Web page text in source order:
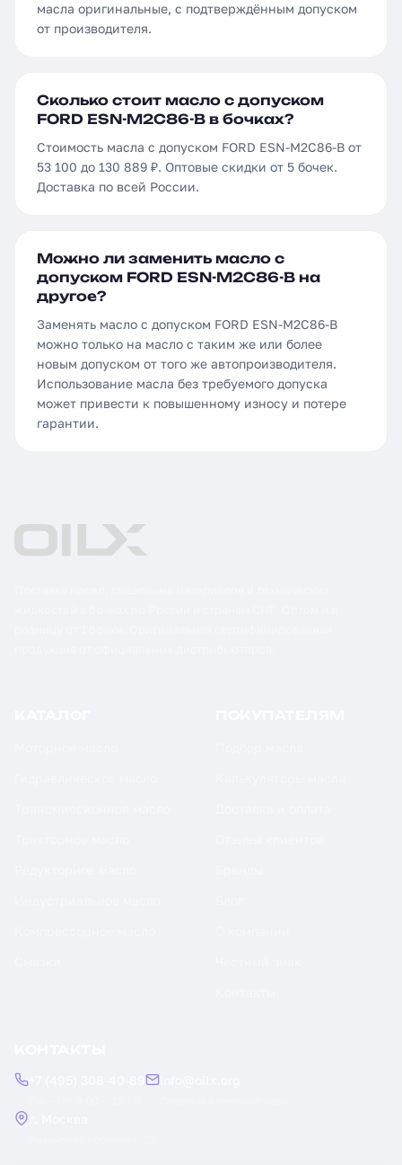
масла оригинальные, с подтверждённым допуском
от производителя.
Сколько стоит масло с допуском
FORD ESN-M2C86-B в бочках?
Стоимость масла с допуском FORD ESN-M2C86-B от
53 100 до 130 889 ₽. Оптовые скидки от 5 бочек.
Доставка по всей России.
Можно ли заменить масло с
допуском FORD ESN-M2C86-B на
другое?
Заменять масло с допуском FORD ESN-M2C86-B
можно только на масло с таким же или более
новым допуском от того же автопроизводителя.
Использование масла без требуемого допуска
может привести к повышенному износу и потере
гарантии.